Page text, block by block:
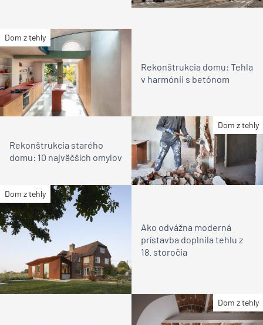
Dom z tehly
Rekonštrukcia domu: Tehla
v harmónii s betónom
Dom z tehly
Rekonštrukcia starého
domu: 10 najväčších omylov
Dom z tehly
Ako odvážna moderná
prístavba doplnila tehlu z
18. storočia
Dom z tehly